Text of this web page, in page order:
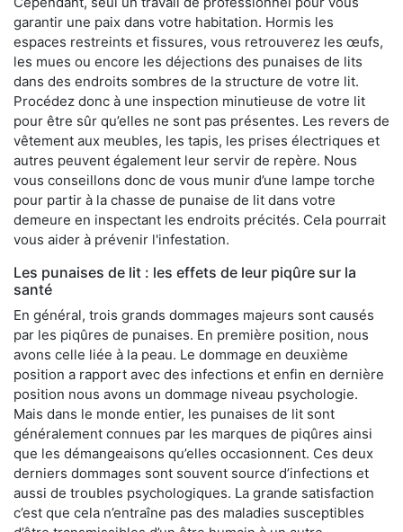
garantir une paix dans votre habitation. Hormis les
espaces restreints et fissures, vous retrouverez les œufs,
les mues ou encore les déjections des punaises de lits
dans des endroits sombres de la structure de votre lit.
Procédez donc à une inspection minutieuse de votre lit
pour être sûr qu’elles ne sont pas présentes. Les revers de
vêtement aux meubles, les tapis, les prises électriques et
autres peuvent également leur servir de repère. Nous
vous conseillons donc de vous munir d’une lampe torche
pour partir à la chasse de punaise de lit dans votre
demeure en inspectant les endroits précités. Cela pourrait
vous aider à prévenir l'infestation.
Les punaises de lit : les effets de leur piqûre sur la
santé
En général, trois grands dommages majeurs sont causés
par les piqûres de punaises. En première position, nous
avons celle liée à la peau. Le dommage en deuxième
position a rapport avec des infections et enfin en dernière
position nous avons un dommage niveau psychologie.
Mais dans le monde entier, les punaises de lit sont
généralement connues par les marques de piqûres ainsi
que les démangeaisons qu’elles occasionnent. Ces deux
derniers dommages sont souvent source d’infections et
aussi de troubles psychologiques. La grande satisfaction
c’est que cela n’entraîne pas des maladies susceptibles